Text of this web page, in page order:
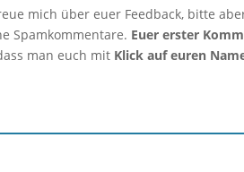
mich über euer Feedback, bitte
Spamkommentare. Euer erster
man euch mit Klick auf euren